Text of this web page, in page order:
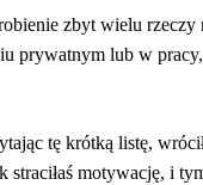
zbyt wielu rzeczy
prywatnym lub w pracy,
tę krótką listę,
straciłaś motywację, i